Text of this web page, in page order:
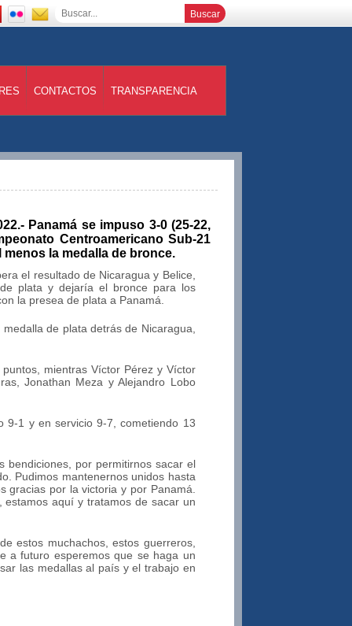
CONTACTOS TRANSPARENCIA
Panamá se impuso 3-0 (25-22,
Centroamericano Sub-21
la medalla de bronce.
el resultado de Nicaragua y Belice,
plata y dejaría el bronce para los
la presea de plata a Panamá.
de plata detrás de Nicaragua,
mientras Víctor Pérez y Víctor
Jonathan Meza y Alejandro Lobo
9-1 y en servicio 9-7, cometiendo 13
bendiciones, por permitirnos sacar el
Pudimos mantenernos unidos hasta
gracias por la victoria y por Panamá.
aquí y tratamos de sacar un
estos muchachos, estos guerreros,
a futuro esperemos que se haga un
las medallas al país y el trabajo en